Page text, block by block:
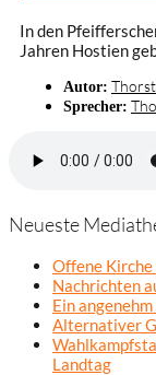
In den
Jahren Hostien
Autor:
Sprecher:
Neueste
Offene Kirche
Nachrichten
Ein
Alternativer
Landtag